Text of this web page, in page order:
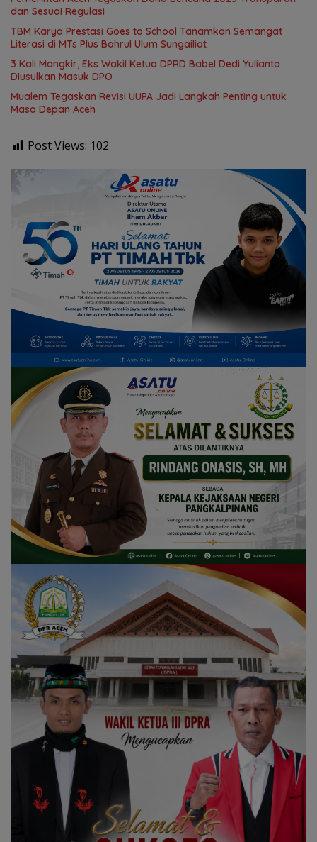
dan Sesuai Regulasi
TBM Karya Prestasi Goes to School Tanamkan Semangat
Literasi di MTs Plus Bahrul Ulum Sungailiat
3 Kali Mangkir, Eks Wakil Ketua DPRD Babel Dedi Yulianto
Diusulkan Masuk DPO
Mualem Tegaskan Revisi UUPA Jadi Langkah Penting untuk
Masa Depan Aceh
Post Views: 102